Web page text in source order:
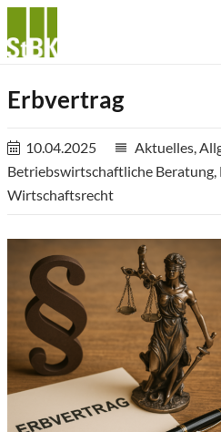
Erbvertrag
10.04.2025 reorder Aktuelles,
Betriebswirtschaftliche Beratung,
Wirtschaftsrecht